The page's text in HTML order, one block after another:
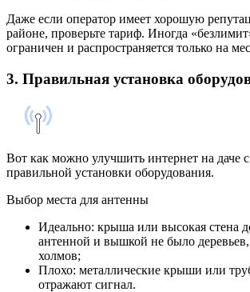
Даже если оператор имеет хорошую
районе, проверьте тариф. Иногда
ограничен и распространяется только на
3. Правильная установка
Вот как можно улучшить интернет на даче
правильной установки оборудования.
Выбор места для антенны
Идеально: крыша или высокая стена
антенной и вышкой не было деревьев,
холмов;
Плохо: металлические крыши или
отражают сигнал.